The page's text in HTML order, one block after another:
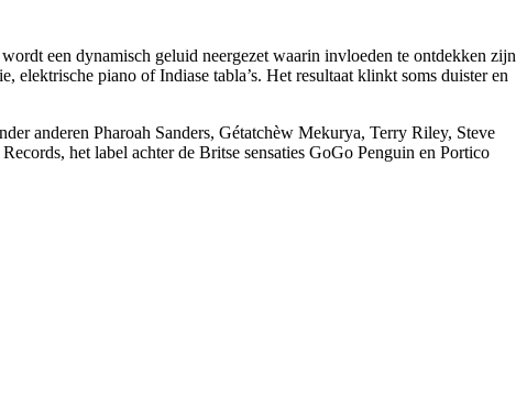
een dynamisch geluid neergezet waarin invloeden te ontdekken zijn
elektrische piano of Indiase tabla’s. Het resultaat klinkt soms duister en
anderen Pharoah Sanders, Gétatchèw Mekurya, Terry Riley, Steve
het label achter de Britse sensaties GoGo Penguin en Portico